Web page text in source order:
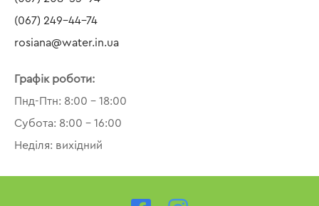
(067) 249-44-74
rosiana@water.in.ua
Графік роботи:
Пнд-Птн: 8:00 – 18:00
Субота: 8:00 – 16:00
Неділя: вихідний